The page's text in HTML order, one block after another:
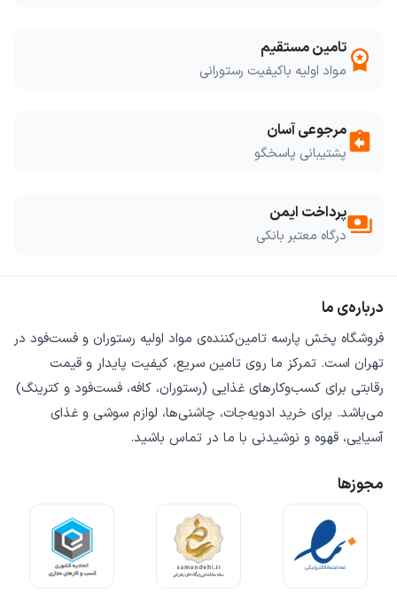
workspace_premium تامین مستقیم
مواد اولیه باکیفیت رستورانی
assignment_returnمرجوعی آسان
پشتیبانی پاسخگو
paymentsپرداخت ایمن
درگاه معتبر بانکی
درباره‌ی ما
فروشگاه پخش پارسه تامین‌کننده‌ی مواد اولیه رستوران و فست‌فود در
تهران است. تمرکز ما روی تامین سریع، کیفیت پایدار و قیمت
رقابتی برای کسب‌وکارهای غذایی (رستوران، کافه، فست‌فود و کترینگ)
می‌باشد. برای خرید ادویه‌جات، چاشنی‌ها، لوازم سوشی و غذای
آسیایی، قهوه و نوشیدنی با ما در تماس باشید.
مجوزها